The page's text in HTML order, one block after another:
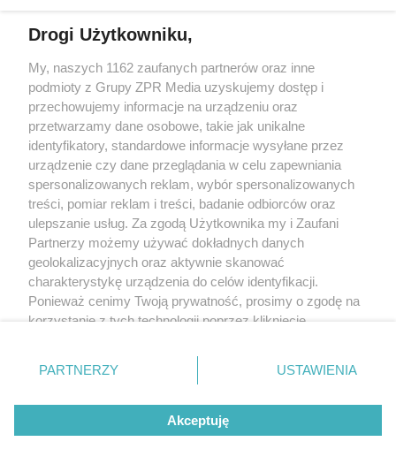
Żaden utwór zamieszczony w serwisie nie może być powielany i
rozpowszechniany lub dalej rozpowszechniany w jakikolwiek sposób (w
tym także elektroniczny lub mechaniczny) na jakimkolwiek polu
eksploatacji w jakiejkolwiek formie, włącznie z umieszczaniem w Internecie
bez pisemnej zgody właściciela praw. Jakiekolwiek użycie lub
wykorzystanie utworów w całości lub w części z naruszeniem prawa, tzn.
bez właściwej zgody, jest zabronione pod groźbą kary i może być ścigane
prawnie.
O nas
Drogi Użytkowniku,
My, naszych 1162 zaufanych partnerów oraz inne
podmioty z Grupy ZPR Media uzyskujemy dostęp i
przechowujemy informacje na urządzeniu oraz
przetwarzamy dane osobowe, takie jak unikalne
identyfikatory, standardowe informacje wysyłane przez
urządzenie czy dane przeglądania w celu zapewniania
spersonalizowanych reklam, wybór spersonalizowanych
treści, pomiar reklam i treści, badanie odbiorców oraz
ulepszanie usług. Za zgodą Użytkownika my i Zaufani
Partnerzy możemy używać dokładnych danych
geolokalizacyjnych oraz aktywnie skanować
charakterystykę urządzenia do celów identyfikacji.
Ponieważ cenimy Twoją prywatność, prosimy o zgodę na
korzystanie z tych technologii poprzez kliknięcie
zmienić/wycofać klikając przycisk ustawień prywatności
znajdujący się w lewym dolnym rogu strony
rodzaje przetwarzania danych nie wymagają zgody
użytkownika, ale masz prawo sprzeciwić się takiemu
przetwarzaniu. Preferencje będą miały zastosowanie tylko
PARTNERZY USTAWIENIA
Akceptuję